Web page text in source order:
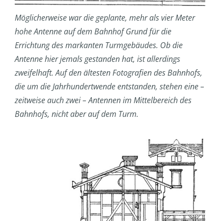
Möglicherweise war die geplante, mehr als vier Meter
hohe Antenne auf dem Bahnhof Grund für die
Errichtung des markanten Turmgebäudes. Ob die
Antenne hier jemals gestanden hat, ist allerdings
zweifelhaft. Auf den ältesten Fotografien des Bahnhofs,
die um die Jahrhundertwende entstanden, stehen eine –
zeitweise auch zwei – Antennen im Mittelbereich des
Bahnhofs, nicht aber auf dem Turm.